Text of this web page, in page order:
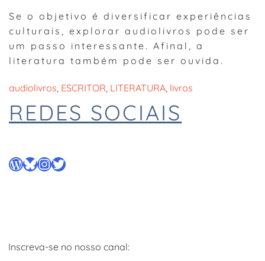
Se o objetivo é diversificar experiências
culturais, explorar audiolivros pode ser
um passo interessante. Afinal, a
literatura também pode ser ouvida.
audiolivros, ESCRITOR, LITERATURA, livros
REDES SOCIAIS
WordPress
Bluesky
Instagram
Twitter
Inscreva-se no nosso canal: